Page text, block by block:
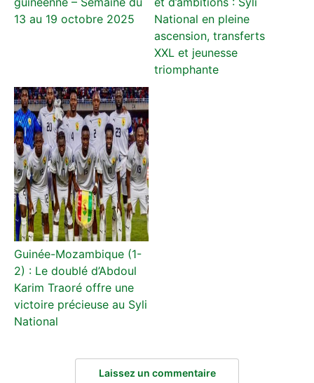
13 au 19 octobre 2025
National en pleine
ascension, transferts
XXL et jeunesse
triomphante
Guinée-Mozambique (1-
2) : Le doublé d’Abdoul
Karim Traoré offre une
victoire précieuse au Syli
National
Laissez un commentaire